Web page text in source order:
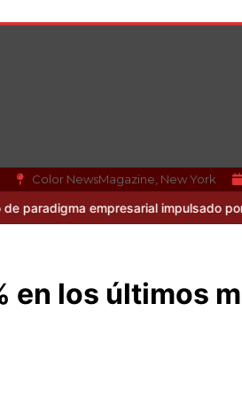
Color NewsMagazine, New York
empresarial impulsado por Mirabal y la
en los últimos